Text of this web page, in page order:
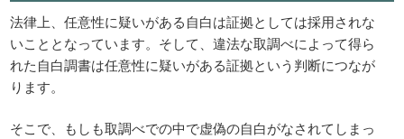
法律上、任意性に疑いがある自白は証拠としては採用されな
いこととなっています。そして、違法な取調べによって得ら
れた自白調書は任意性に疑いがある証拠という判断につなが
ります。
そこで、もしも取調べでの中で虚偽の自白がなされてしまっ